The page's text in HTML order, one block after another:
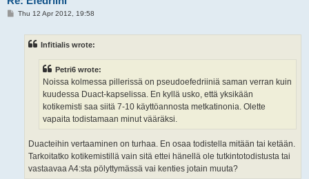
PThu 12 Apr 2012, 19:58
Infitialis wrote:
Petri6 wrote:
Noissa kolmessa pillerissä on pseudoefedriiniä saman verran kuin
kuudessa Duact-kapselissa. En kyllä usko, että yksikään
kotikemisti saa siitä 7-10 käyttöannosta metkatinonia. Olette
vapaita todistamaan minut vääräksi.
Duacteihin vertaaminen on turhaa. En osaa todistella mitään tai ketään.
Tarkoitatko kotikemistillä vain sitä ettei hänellä ole tutkintotodistusta tai
vastaavaa A4:sta pölyttymässä vai kenties jotain muuta?